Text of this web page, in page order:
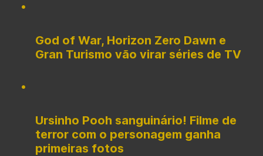
God of War, Horizon Zero Dawn e
Gran Turismo vão virar séries de TV
Ursinho Pooh sanguinário! Filme de
terror com o personagem ganha
primeiras fotos